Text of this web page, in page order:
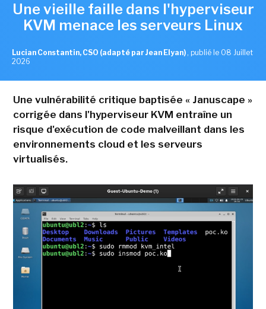
Une vieille faille dans l'hyperviseur
KVM menace les serveurs Linux
Lucian Constantin, CSO (adapté par Jean Elyan) , publié le 08 Juillet
2026
Une vulnérabilité critique baptisée « Januscape »
corrigée dans l'hyperviseur KVM entraîne un
risque d'exécution de code malveillant dans les
environnements cloud et les serveurs
virtualisés.